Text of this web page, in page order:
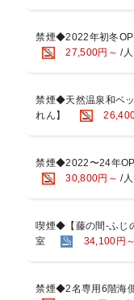
◆館内（税抜価格）◆
・卓球台 30分500円
※お子様用に絵本のお
の他松原公園、足湯、
*:..。o○*
＜献立＞
・手長エビ入 季節のお
その他、先付、前菜か
い。
夕食は半会席スタイル：
禁煙◆2022年初冬
27,500円～ /人
禁煙◆天然温泉和ベ
れん】
禁煙◆2022〜24年
30,800円～ /人
喫煙◆【藤の間-ふじ
室
34,100円～
禁煙◆2名専用6階海